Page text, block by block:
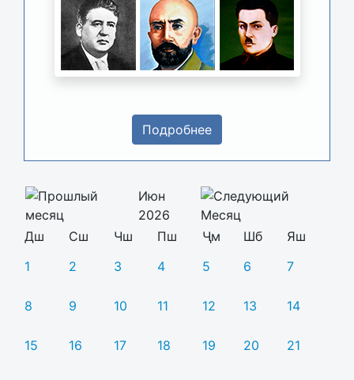
Подробнее
Июн
2026
Дш
Сш Чш Пш Ҷм Шб
Яш
1
2 3 4 5 6 7
8 9 10 11 12 13 14
15 16 17 18 19 20 21